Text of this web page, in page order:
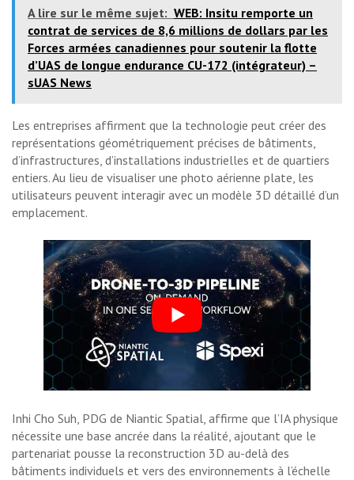
A lire sur le même sujet: WEB: Insitu remporte un
contrat de services de 8,6 millions de dollars par les
Forces armées canadiennes pour soutenir la flotte
d’UAS de longue endurance CU-172 (intégrateur) –
sUAS News
Les entreprises affirment que la technologie peut créer des
représentations géométriquement précises de bâtiments,
d’infrastructures, d’installations industrielles et de quartiers
entiers. Au lieu de visualiser une photo aérienne plate, les
utilisateurs peuvent interagir avec un modèle 3D détaillé d’un
emplacement.
Inhi Cho Suh, PDG de Niantic Spatial, affirme que l’IA physique
nécessite une base ancrée dans la réalité, ajoutant que le
partenariat pousse la reconstruction 3D au-delà des
bâtiments individuels et vers des environnements à l’échelle